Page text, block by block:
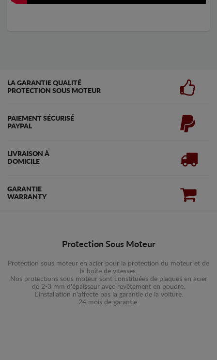
LA GARANTIE QUALITÉ
PROTECTION SOUS MOTEUR
PAIEMENT SÉCURISÉ
PAYPAL
LIVRAISON À
DOMICILE
GARANTIE
WARRANTY
Protection Sous Moteur
Protection sous moteur en acier pour la protection du moteur et de
la boîte de vitesses.
Nos protections sous moteur sont constituées de plaques en acier
de 2-3 mm d'épaisseur avec revêtement en poudre.
L'installation n'affecte pas la garantie de la voiture.
24 mois de garantie.